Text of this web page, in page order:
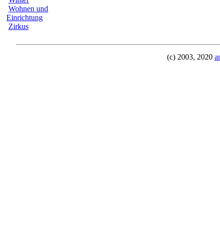
Wohnen und
Einrichtung
Zirkus
(c) 2003, 2020